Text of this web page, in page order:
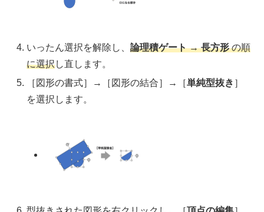
いったん選択を解除し、論理積ゲート→長方形の順
に選択し直します。
［図形の書式］→［図形の結合］→［単純型抜き ］
を選択します。